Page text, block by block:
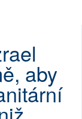
aby